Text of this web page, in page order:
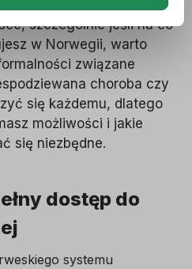
szczególnie jeśli na co
w Norwegii, warto
związane
choroba czy
się każdemu, dlatego
możliwości i jakie
się niezbędne.
dostęp do
systemu